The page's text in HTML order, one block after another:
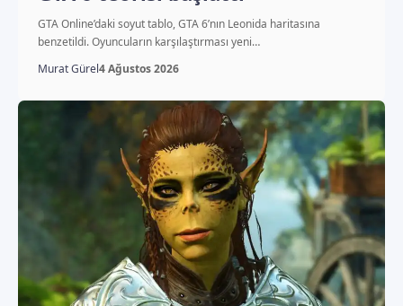
GTA Online’daki soyut tablo, GTA 6’nın Leonida haritasına
benzetildi. Oyuncuların karşılaştırması yeni…
Murat Gürel4 Ağustos 2026